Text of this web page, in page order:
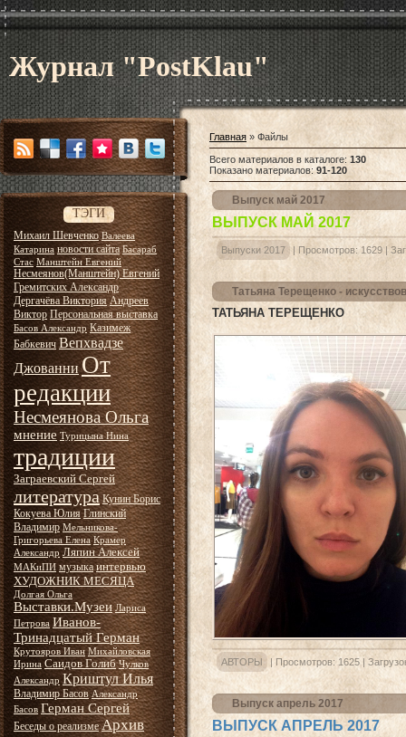
Журнал "PostKlau"
ТЭГИ
Михаил Шевченко Валеева
Катарина новости сайта Басараб
Стас Манштейн Евгений
Несмеянов(Манштейн) Евгений
Гремитских Александр
Дергачёва Виктория Андреев
Виктор Персональная выставка
Басов Александр Казимеж
Бабкевич Вепхвадзе
Джованни От
редакции
Несмеянова Ольга
мнение Турицына Нина
традиции
Заграевский Сергей
литература Кунин Борис
Кокуева Юлия Глинский
Владимир Мельникова-
Григорьева Елена Крамер
Александр Ляпин Алексей
МАКиПИ музыка интервью
ХУДОЖНИК МЕСЯЦА
Долгая Ольга
Выставки.Музеи Лариса
Петрова Иванов-
Тринадцатый Герман
Крутояров Иван Михайловская
Ирина Саидов Голиб Чулков
Александр Криштул Илья
Владимир Басов Александр
Басов Герман Сергей
Беседы о реализме Архив
Главная » Файлы
Всего материалов в каталоге: 130
Показано материалов:91-120
Выпуск май 2017
ВЫПУСК МАЙ 2017
Выпуски 2017 | Просмотров: 1629 |
Татьяна Терещенко -
ТАТЬЯНА ТЕРЕЩЕНКО
АВТОРЫ Просмотров: 1625
Выпуск апрель 2017
ВЫПУСК АПРЕЛЬ 2017